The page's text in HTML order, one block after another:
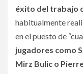
éxito del trabajo
habitualmente
en el puesto de
jugadores como
Mirz Bulic o